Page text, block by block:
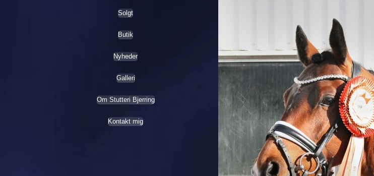
Galleri
Nyheder
Butik
Solgt
Om Stutteri Bjerring
Kontakt mig